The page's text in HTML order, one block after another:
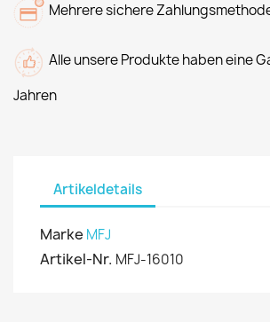
Mehrere sichere
Alle unsere Produkte haben eine
Jahren
Artikeldetails
Marke MFJ
Artikel-Nr. MFJ-16010